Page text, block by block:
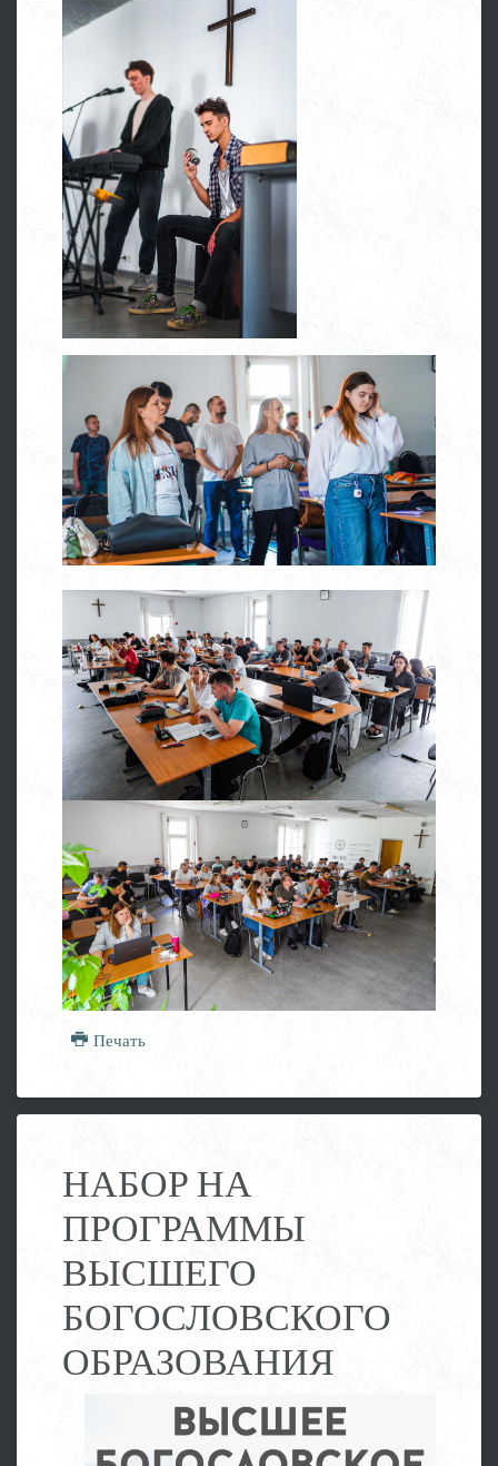
Печать
НАБОР НА
ПРОГРАММЫ
ВЫСШЕГО
БОГОСЛОВСКОГО
ОБРАЗОВАНИЯ